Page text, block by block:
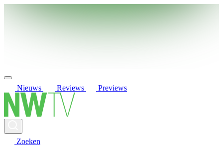
Nieuws Reviews Previews
Zoeken